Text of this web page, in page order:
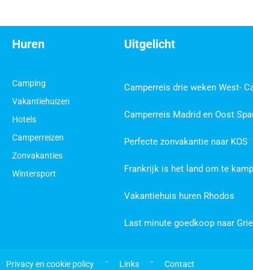
Huren
Camping
Vakantiehuizen
Hotels
Camperreizen
Zonvakanties
Wintersport
Uitgelicht
Camperreis drie weken West-
Camperreis Madrid en Oost
Perfecte zonvakantie naar KOS
Frankrijk is het land om te
Vakantiehuis huren Rhodos
Last minute goedkoop naar
Privacy en cookie policy - Links - Contact